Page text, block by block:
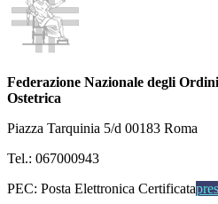
Federazione Nazionale degli
Ostetrica
Piazza Tarquinia 5/d 00183 Roma
Tel.: 067000943
PEC: Posta Elettronica Certificata